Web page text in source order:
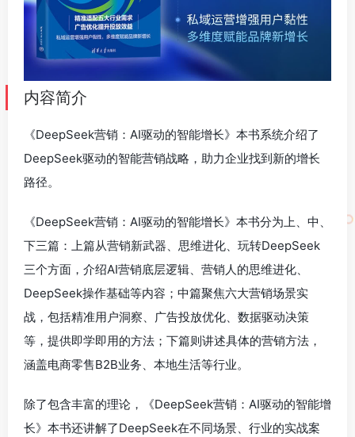
内容简介
《DeepSeek营销：AI驱动的智能增长》本书系统介绍了
DeepSeek驱动的智能营销战略，助力企业找到新的增长
路径。
《DeepSeek营销：AI驱动的智能增长》本书分为上、中、
下三篇：上篇从营销新武器、思维进化、玩转DeepSeek
三个方面，介绍AI营销底层逻辑、营销人的思维进化、
DeepSeek操作基础等内容；中篇聚焦六大营销场景实
战，包括精准用户洞察、广告投放优化、数据驱动决策
等，提供即学即用的方法；下篇则讲述具体的营销方法，
涵盖电商零售B2B业务、本地生活等行业。
除了包含丰富的理论，《DeepSeek营销：AI驱动的智能增
长》本书还讲解了DeepSeek在不同场景、行业的实战案